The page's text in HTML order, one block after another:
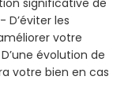
D’éviter les
votre
évolution de
votre bien en cas